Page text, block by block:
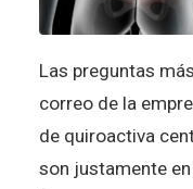
Las preguntas
correo de la
de quiroactiva
son justamente